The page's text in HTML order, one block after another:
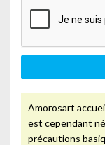
Amorosart
est cependant
précautions